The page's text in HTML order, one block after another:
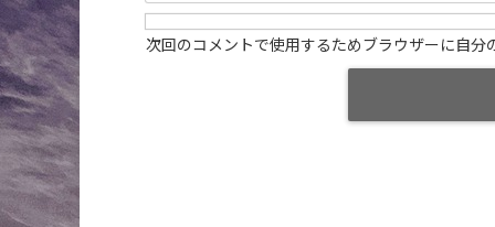
次回のコメントで使用するためブラウザーに自